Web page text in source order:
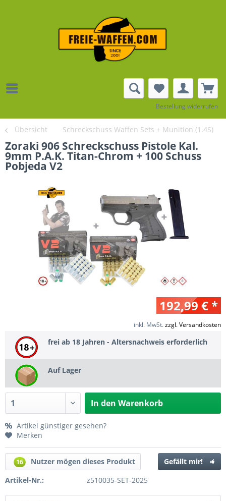
Bestellung widerrufen
Übersicht Schreckschuss Waffen Sets + Munition (1.4S)
Zoraki 906 Schreckschuss Pistole Kal.
9mm P.A.K. Titan-Chrom + 100 Schuss
Pobjeda V2
192,99 € *
inkl. MwSt.zzgl. Versandkosten
frei ab 18 Jahren - Altersnachweis erforderlich
Auf Lager
In den Warenkorb
Artikel günstiger gesehen?
Merken
16 Nutzer mögen dieses Produkt
Gefällt mir!
Artikel-Nr.:
z510035-SET-2025